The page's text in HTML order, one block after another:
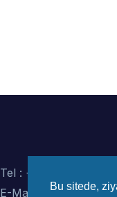
Tel : +90 (312) 442 82
E-Mail : info@wec-
Bu sitede,